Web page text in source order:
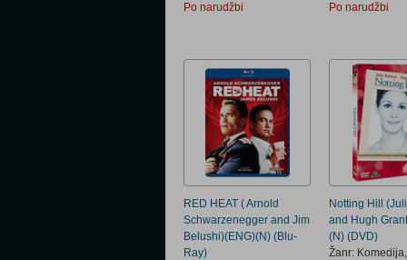
Po narudžbi
Po narudžbi
RED HEAT ( Arnold
Schwarzenegger and Jim
Belushi)(ENG)(N) (Blu-
Ray)
Notting Hill
and Hugh
(N) (DVD)
Žanr: